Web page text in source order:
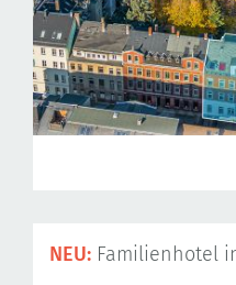
NEU: Familienhotel